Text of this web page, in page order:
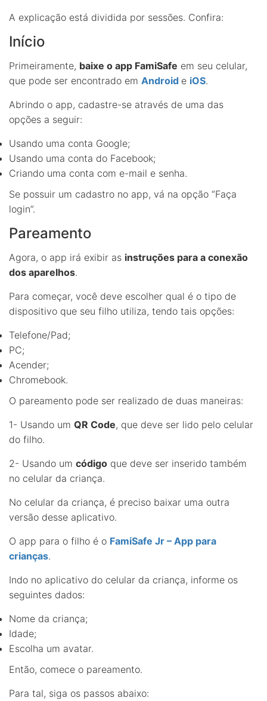
A explicação está dividida por sessões. Confira:
Início
Primeiramente, baixe o app FamiSafe em seu celular,
que pode ser encontrado em Android e iOS.
Abrindo o app, cadastre-se através de uma das
opções a seguir:
Usando uma conta Google;
Usando uma conta do Facebook;
Criando uma conta com e-mail e senha.
Se possuir um cadastro no app, vá na opção “Faça
login”.
Pareamento
Agora, o app irá exibir as instruções para a conexão
dos aparelhos.
Para começar, você deve escolher qual é o tipo de
dispositivo que seu filho utiliza, tendo tais opções:
Telefone/Pad;
PC;
Acender;
Chromebook.
O pareamento pode ser realizado de duas maneiras:
1- Usando um QR Code, que deve ser lido pelo celular
do filho.
2- Usando um código que deve ser inserido também
no celular da criança.
No celular da criança, é preciso baixar uma outra
versão desse aplicativo.
O app para o filho é o FamiSafe Jr – App para
crianças.
Indo no aplicativo do celular da criança, informe os
seguintes dados:
Nome da criança;
Idade;
Escolha um avatar.
Então, comece o pareamento.
Para tal, siga os passos abaixo: